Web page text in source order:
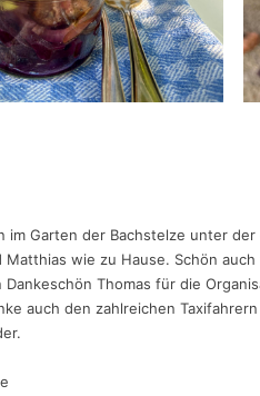
im Garten der Bachstelze unter
Matthias wie zu Hause. Schön
Dankeschön Thomas für die
auch den zahlreichen